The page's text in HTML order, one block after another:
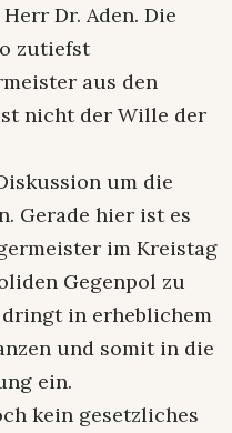
Dr. Aden. Die
zutiefst
aus den
nicht der Wille der
um die
Gerade hier ist es
im Kreistag
Gegenpol zu
in erheblichem
und somit in die
ein.
kein gesetzliches